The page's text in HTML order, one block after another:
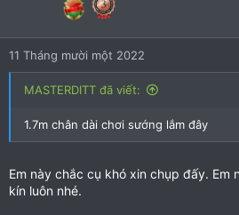
11 Tháng mười một 2022
MASTERDITT đã viết:
1.7m chân dài chơi sướng lắm đây
Em này chắc cụ khó xin chụp đấy. Em
kín luôn nhé.